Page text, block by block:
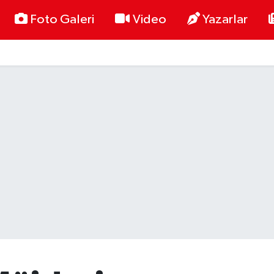
Foto Galeri Video Yazarlar